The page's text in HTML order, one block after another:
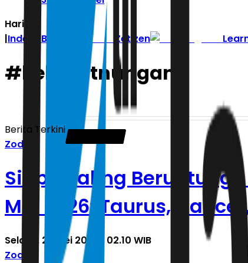
Hari ini
|Indeks Berita Zetizen
#keberutnungan
Berita Terkini
Zodiak
Siapa Paling
Mei 2026: Taurus,
Selasa, 26 Mei 2026 | 02.10 WIB
Zodiak